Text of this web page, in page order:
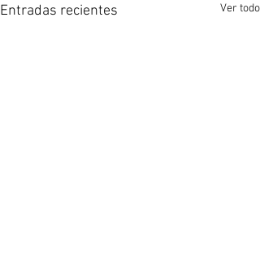
Entradas recientes Ver todo